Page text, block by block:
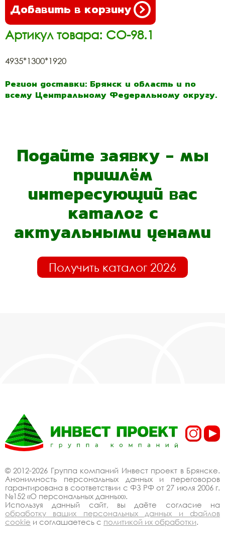
Добавить в корзину
Артикул товара: СО-98.1
4935*1300*1920
Регион доставки: Брянск и область и по
всему Центральному Федеральному округу.
Подайте заявку - мы
пришлём
интересующий вас
каталог с
актуальными ценами
Получить каталог 2026
© 2012-2026 Группа компаний Инвест проект в Брянске.
Анонимность персональных данных и переговоров
гарантирована в соответствии с ФЗ РФ от 27 июля 2006 г.
№152 «О персональных данных».
Используя данный сайт, вы даёте согласие на
обработку ваших персональных данных и файлов
cookie и соглашаетесь с политикой их обработки.